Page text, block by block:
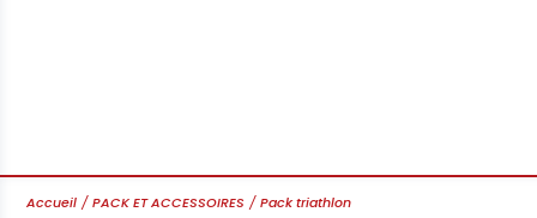
Accueil PACK ET ACCESSOIRES Pack triathlon